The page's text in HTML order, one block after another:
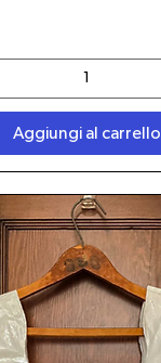
Aggiungi al carrello